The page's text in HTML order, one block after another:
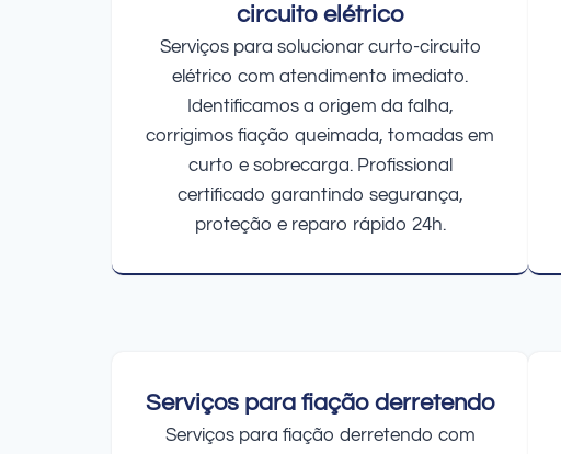
circuito elétrico
Serviços para solucionar curto-circuito
elétrico com atendimento imediato.
Identificamos a origem da falha,
corrigimos fiação queimada, tomadas em
curto e sobrecarga. Profissional
certificado garantindo segurança,
proteção e reparo rápido 24h.
Serviços para fiação derretendo
Serviços para fiação derretendo com